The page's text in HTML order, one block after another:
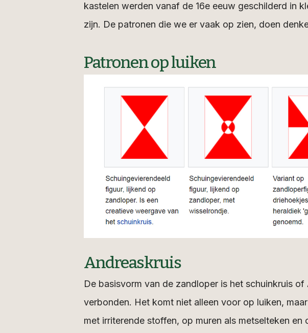
kastelen werden vanaf de 16e eeuw geschilderd in
zijn. De patronen die we er vaak op zien, doen
Patronen op luiken
Andreaskruis
De basisvorm van de zandloper is het schuinkruis
verbonden. Het komt niet alleen voor op luiken,
met irriterende stoffen, op muren als metselteken